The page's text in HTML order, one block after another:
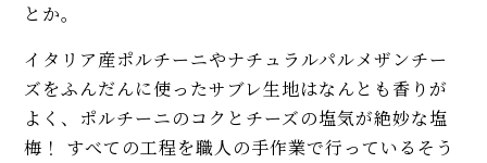
とか。
イタリア産ポルチーニやナチュラルパルメザンチー
ズをふんだんに使ったサブレ生地はなんとも香りが
よく、ポルチーニのコクとチーズの塩気が絶妙な塩
梅！ すべての工程を職人の手作業で行っているそう